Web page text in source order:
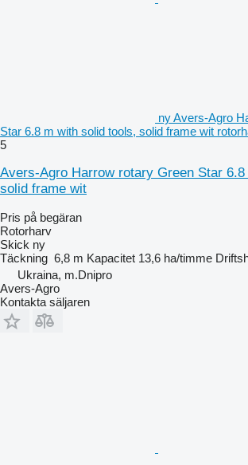
ny Avers-Agro
Star 6.8 m with solid tools, solid frame wit
5
Avers-Agro Harrow rotary Green Star
solid frame wit
Pris på begäran
Rotorharv
Skick ny
Täckning 6,8 m Kapacitet 13,6 ha/timme
Ukraina, m.Dnipro
Avers-Agro
Kontakta säljaren